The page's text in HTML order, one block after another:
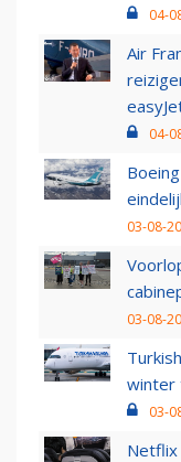
04-
Air
04-
03-08-
03-08-
winter
03-
Netflix